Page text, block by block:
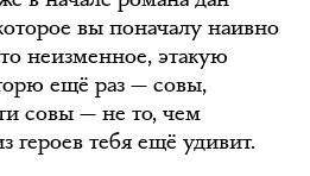
вы поначалу наивно
неизменное, этакую
ещё раз — совы,
совы — не то, чем
героев тебя ещё удивит.